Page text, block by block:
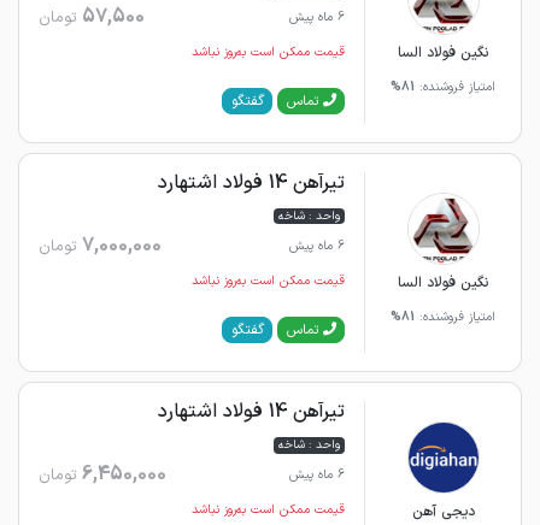
نگین فولاد السا
امتیاز فروشنده: 81%
6 ماه پیش
57,500 تومان
قیمت ممکن است به‌روز نباشد
تماس گفتگو
نگین فولاد السا
امتیاز فروشنده: 81%
تیرآهن 14 فولاد اشتهارد
واحد : شاخه
6 ماه پیش
7,000,000 تومان
قیمت ممکن است به‌روز نباشد
تماس گفتگو
دیجی آهن
تیرآهن 14 فولاد اشتهارد
واحد : شاخه
6 ماه پیش
6,450,000 تومان
قیمت ممکن است به‌روز نباشد